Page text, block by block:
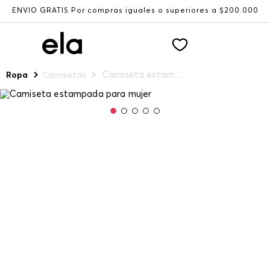
ENVÍO GRATIS Por compras iguales o superiores a $200.000
Ropa Camisetas Camiseta estampada para mujer